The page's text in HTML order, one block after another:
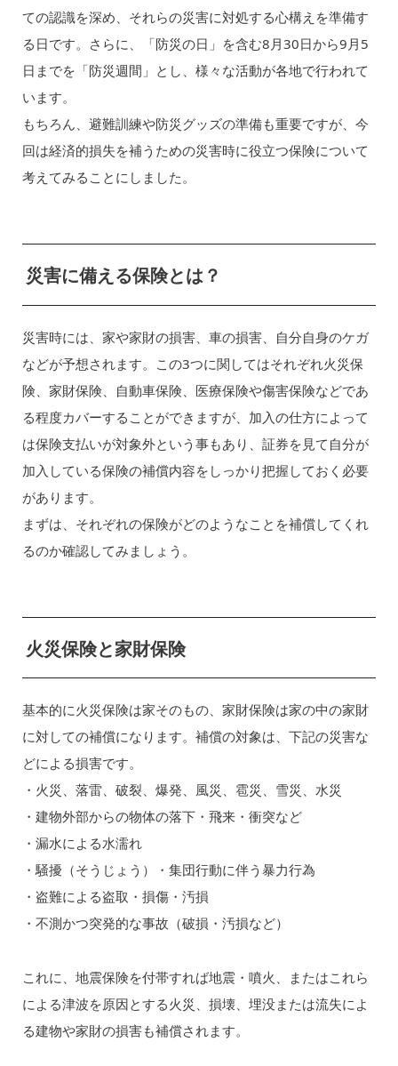
ての認識を深め、それらの災害に対処する心構えを準備す
る日です。さらに、「防災の日」を含む8月30日から9月5
日までを「防災週間」とし、様々な活動が各地で行われて
います。
もちろん、避難訓練や防災グッズの準備も重要ですが、今
回は経済的損失を補うための災害時に役立つ保険について
考えてみることにしました。
災害に備える保険とは？
災害時には、家や家財の損害、車の損害、自分自身のケガ
などが予想されます。この3つに関してはそれぞれ火災保
険、家財保険、自動車保険、医療保険や傷害保険などであ
る程度カバーすることができますが、加入の仕方によって
は保険支払いが対象外という事もあり、証券を見て自分が
加入している保険の補償内容をしっかり把握しておく必要
があります。
まずは、それぞれの保険がどのようなことを補償してくれ
るのか確認してみましょう。
火災保険と家財保険
基本的に火災保険は家そのもの、家財保険は家の中の家財
に対しての補償になります。補償の対象は、下記の災害な
どによる損害です。
・火災、落雷、破裂、爆発、風災、雹災、雪災、水災
・建物外部からの物体の落下・飛来・衝突など
・漏水による水濡れ
・騒擾（そうじょう）・集団行動に伴う暴力行為
・盗難による盗取・損傷・汚損
・不測かつ突発的な事故（破損・汚損など）
これに、地震保険を付帯すれば地震・噴火、またはこれら
による津波を原因とする火災、損壊、埋没または流失によ
る建物や家財の損害も補償されます。